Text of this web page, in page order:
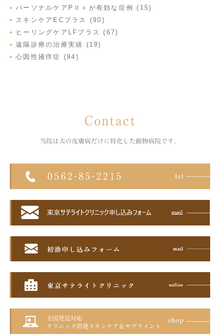
パーソナルケアPⅡ＋が有効な症例 (15)
スキンケアECプラス (90)
ヒーリングケアLFプラス (67)
遠隔診療の治療実績 (19)
心因性掻痒症 (94)
Contact
当院は犬の皮膚病だけに特化した 動物病院です。